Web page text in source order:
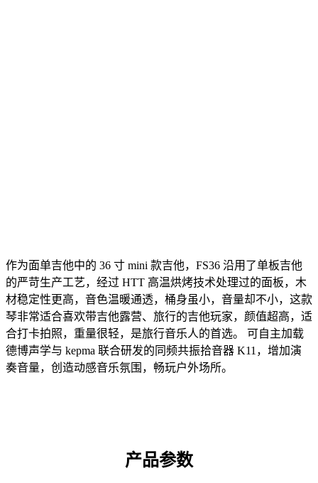
作为面单吉他中的 36 寸 mini 款吉他，FS36 沿用了单板吉他
的严苛生产工艺，经过 HTT 高温烘烤技术处理过的面板，木
材稳定性更高，音色温暖通透，桶身虽小，音量却不小，这款
琴非常适合喜欢带吉他露营、旅行的吉他玩家，颜值超高，适
合打卡拍照，重量很轻，是旅行音乐人的首选。 可自主加载
德博声学与 kepma 联合研发的同频共振拾音器 K11，增加演
奏音量，创造动感音乐氛围，畅玩户外场所。
产品参数